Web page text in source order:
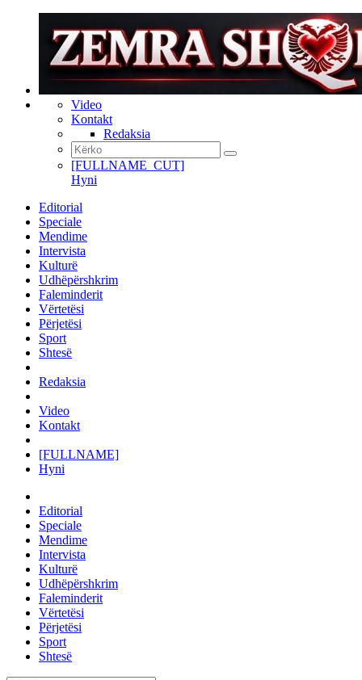
Video
Kontakt
Redaksia
[FULLNAME_CUT]
Hyni
Editorial
Speciale
Mendime
Intervista
Kulturë
Udhëpërshkrim
Faleminderit
Vërtetësi
Përjetësi
Sport
Shtesë
Redaksia
Video
Kontakt
[FULLNAME]
Hyni
Editorial
Speciale
Mendime
Intervista
Kulturë
Udhëpërshkrim
Faleminderit
Vërtetësi
Përjetësi
Sport
Shtesë